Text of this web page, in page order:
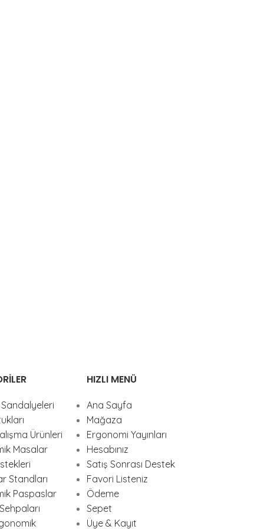
Sandalyeleri
Ürünleri
Masalar
Standları
Paspaslar
HIZLI MENÜ
Ana Sayfa
Mağaza
Ergonomi Yayınları
Hesabınız
Satış Sonrası Destek
Favori Listeniz
Ödeme
Sepet
Üye & Kayıt